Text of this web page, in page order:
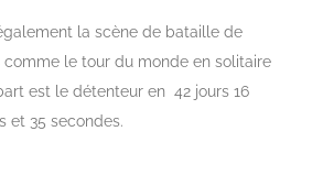
la scène de bataille de
le tour du monde en solitaire
est le détenteur en 42 jours 16
et 35 secondes.